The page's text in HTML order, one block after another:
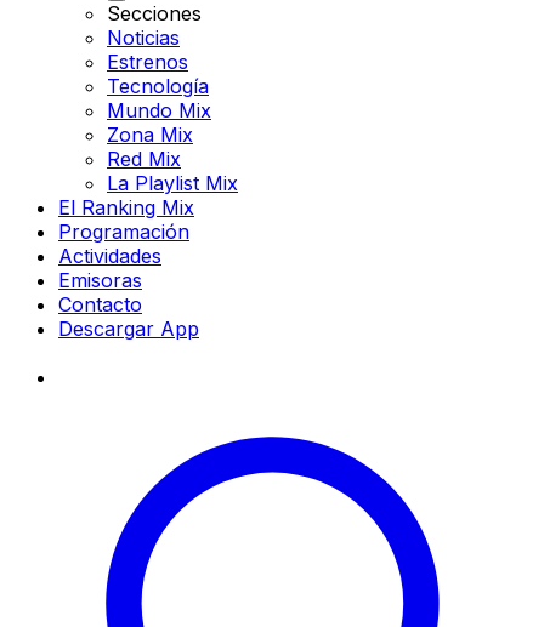
Secciones
Noticias
Estrenos
Tecnología
Mundo Mix
Zona Mix
Red Mix
La Playlist Mix
El Ranking Mix
Programación
Actividades
Emisoras
Contacto
Descargar App